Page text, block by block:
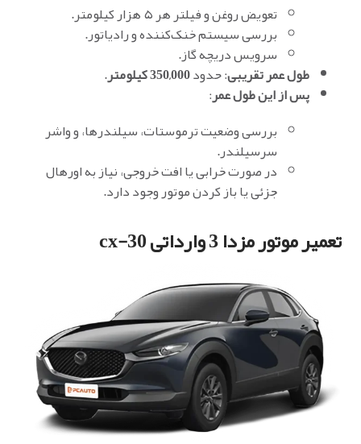
تعویض روغن و فیلتر هر ۵ هزار کیلومتر.
بررسی سیستم خنک‌کننده و رادیاتور.
سرویس دریچه گاز.
طول عمر تقریبی: حدود350,000 کیلومتر .
پس از این طول عمر:
بررسی وضعیت ترموستات، سیلندرها، و واشر
سرسیلندر.
در صورت خرابی یا افت خروجی، نیاز به اورهال
جزئی یا باز کردن موتور وجود دارد.
تعمیر موتور مزدا 3 وارداتی cx-30